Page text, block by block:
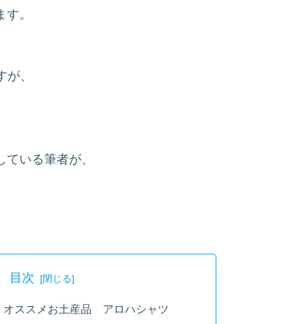
。
、
いる筆者が、
目次
ススメお土産品 アロハシャツ